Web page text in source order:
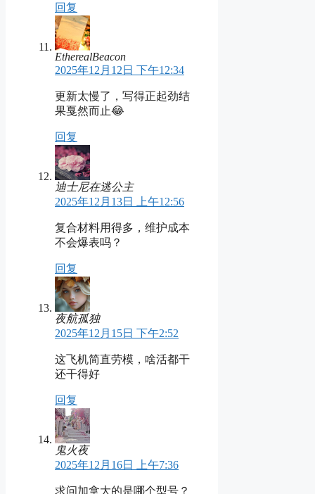
回复
EtherealBeacon
2025年12月12日 下午12:34
更新太慢了，写得正起劲结
果戛然而止😂
回复
迪士尼在逃公主
2025年12月13日 上午12:56
复合材料用得多，维护成本
不会爆表吗？
回复
夜航孤独
2025年12月15日 下午2:52
这飞机简直劳模，啥活都干
还干得好
回复
鬼火夜
2025年12月16日 上午7:36
求问加拿大的是哪个型号？